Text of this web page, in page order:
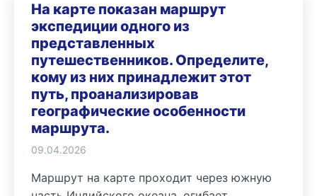
На карте показан маршрут
экспедиции одного из
представленных
путешественников. Определите,
кому из них принадлежит этот
путь, проанализировав
географические особенности
маршрута.
09.04.2026
Маршрут на карте проходит через южную